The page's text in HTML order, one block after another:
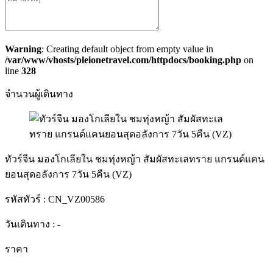
Warning: Creating default object from empty value in
/var/www/vhosts/pleionetravel.com/httpdocs/booking.php on
line 328
จำนวนผู้เดินทาง
ทัวร์จีน มองโกเลียใน ชมทุ่งหญ้า สัมผัสทะเลทราย แกรนด์แคน
ยอนสุดอลังการ 7วัน 5คืน (VZ)
รหัสทัวร์ : CN_VZ00586
วันเดินทาง : -
ราคา